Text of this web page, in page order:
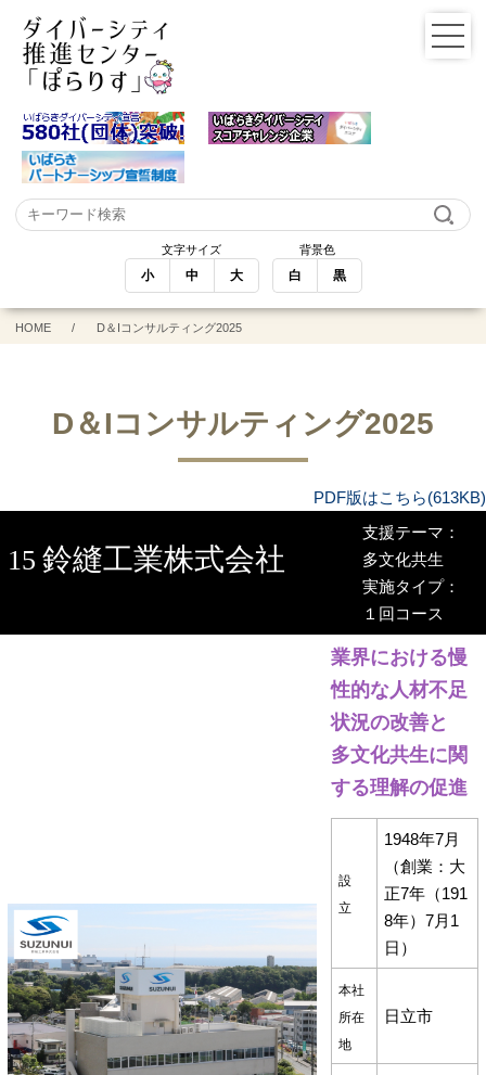
文字サイズ
小 中 大
背景色
白 黒
HOME D＆Iコンサルティング2025
D＆Iコンサルティング2025
PDF版はこちら(613KB)
15 鈴縫工業株式会社
支援テーマ：
多文化共生
実施タイプ：
１回コース
業界における慢
性的な人材不足
状況の改善と
多文化共生に関
する理解の促進
設
立
1948年7月
（創業：大
正7年（191
8年）7月1
日）
本社
所在
地
日立市